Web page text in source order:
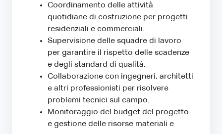
Coordinamento delle attività
quotidiane di costruzione per progetti
residenziali e commerciali.
Supervisione delle squadre di lavoro
per garantire il rispetto delle scadenze
e degli standard di qualità.
Collaborazione con ingegneri, architetti
e altri professionisti per risolvere
problemi tecnici sul campo.
Monitoraggio del budget del progetto
e gestione delle risorse materiali e